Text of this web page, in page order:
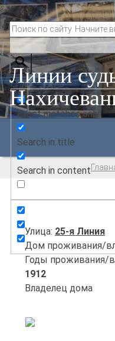
Линии
Exact matches only
Search in title
Search in content
Улица: 25-я Линия
Дом проживания/
Годы проживания/
1912
Владелец дома